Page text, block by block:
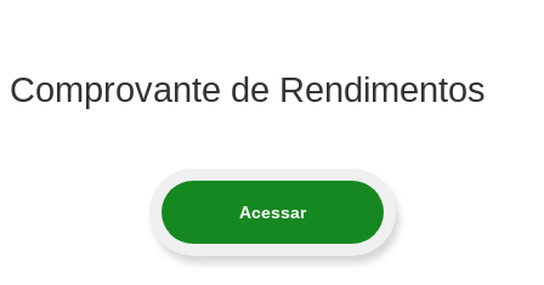
Comprovante de Rendimentos
Acessar